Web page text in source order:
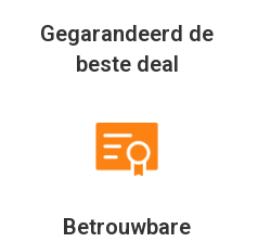
Gegarandeerd de
beste deal
Betrouwbare